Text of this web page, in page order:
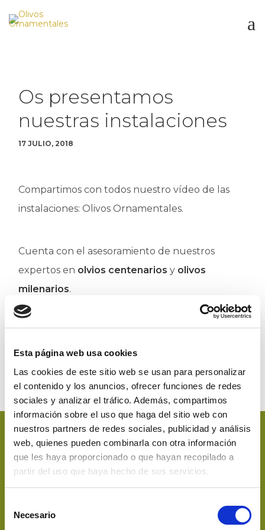
Esta página web usa cookies
Las cookies de este sitio web se usan para personalizar
el contenido y los anuncios, ofrecer funciones de redes
sociales y analizar el tráfico. Además, compartimos
información sobre el uso que haga del sitio web con
nuestros partners de redes sociales, publicidad y análisis
web, quienes pueden combinarla con otra información
que les haya proporcionado o que hayan recopilado a
partir del uso que haya hecho de sus servicios.
Necesario
NUESTROS OLIVOS
OLIVOS MILENARIOS
OLIVOS FORMA BONSÁI
Os presentamos
nuestras instalaciones
17 JULIO, 2018
Compartimos con todos nuestro vídeo de las
instalaciones: Olivos Ornamentales.
Cuenta con el asesoramiento de nuestros
expertos en olvios centenarios y olivos
milenarios.
Enlaces